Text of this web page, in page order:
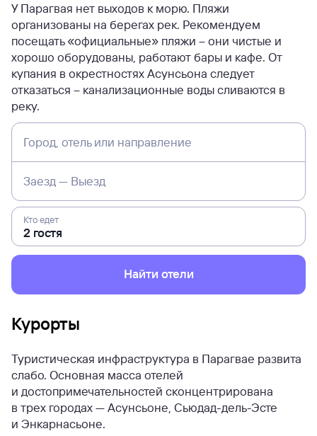
У Парагвая нет выходов к морю. Пляжи
организованы на берегах рек. Рекомендуем
посещать «официальные» пляжи – они чистые и
хорошо оборудованы, работают бары и кафе. От
купания в окрестностях Асунсьона следует
отказаться – канализационные воды сливаются в
реку.
Город, отель или направление
Заезд — Выезд
Кто едет
Найти отели
Курорты
Туристическая инфраструктура в Парагвае развита
слабо. Основная масса отелей
и достопримечательностей сконцентрирована
в трех городах — Асунсьоне, Сьюдад-дель-Эсте
и Энкарнасьоне.